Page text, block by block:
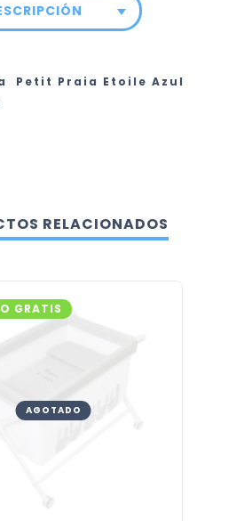
Petit Praia Etoile Azul
RELACIONADOS
GRATIS
AGOTADO